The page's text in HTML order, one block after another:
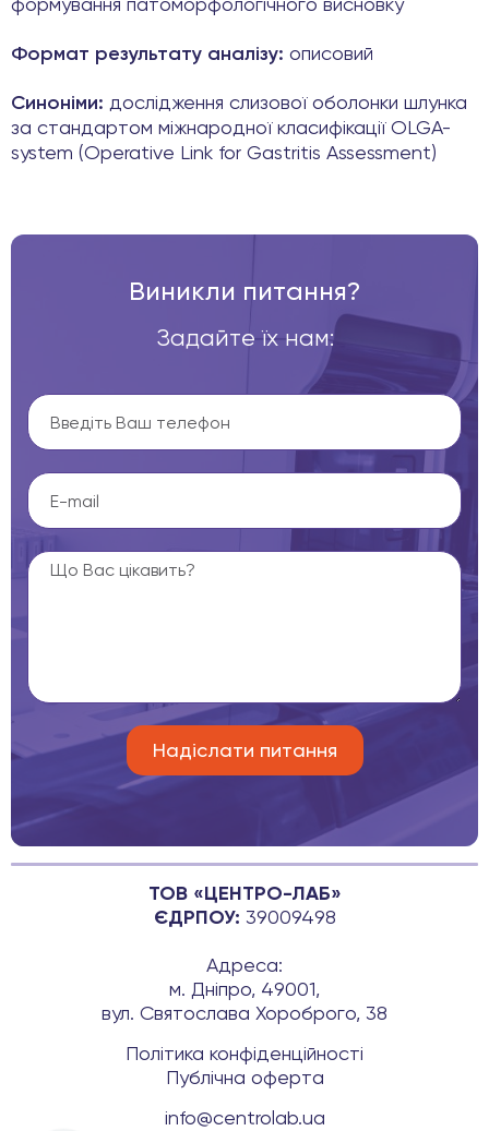
формування патоморфологічного висновку
Формат результату аналізу: описовий
Синоніми: дослідження слизової оболонки шлунка
за стандартом міжнародної класифікації OLGA-
system (Operative Link for Gastritis Assessment)
Виникли питання?
Задайте їх нам:
ТОВ «ЦЕНТРО-ЛАБ»
ЄДРПОУ: 39009498
Адреса:
м. Дніпро, 49001,
вул. Святослава Хороброго, 38
Політика конфіденційності
Публічна оферта
info@centrolab.ua